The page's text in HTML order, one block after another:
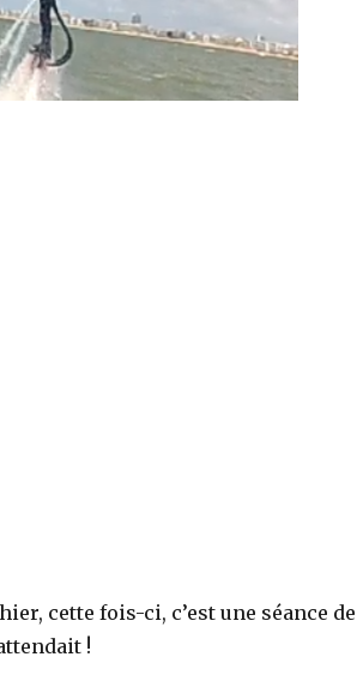
cette fois-ci, c’est une séance de
!